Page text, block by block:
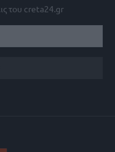
του creta24.gr